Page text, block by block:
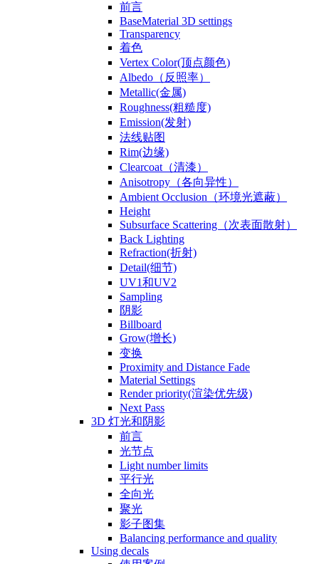
前言
BaseMaterial 3D settings
Transparency
着色
Vertex Color(顶点颜色)
Albedo（反照率）
Metallic(金属)
Roughness(粗糙度)
Emission(发射)
法线贴图
Rim(边缘)
Clearcoat（清漆）
Anisotropy（各向异性）
Ambient Occlusion（环境光遮蔽）
Height
Subsurface Scattering（次表面散射）
Back Lighting
Refraction(折射)
Detail(细节)
UV1和UV2
Sampling
阴影
Billboard
Grow(增长)
变换
Proximity and Distance Fade
Material Settings
Render priority(渲染优先级)
Next Pass
3D 灯光和阴影
前言
光节点
Light number limits
平行光
全向光
聚光
影子图集
Balancing performance and quality
Using decals